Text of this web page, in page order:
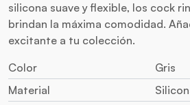
silicona suave y flexible, los cock
brindan la máxima comodidad.
excitante a tu colección.
Color
Gris
Material